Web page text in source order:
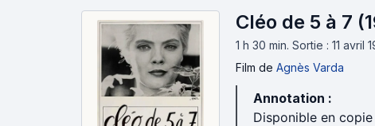
Cléo de 5 à 7
1 h 30 min. Sortie : 11 avril
Film de Agnès Varda
Annotation :
Disponible en